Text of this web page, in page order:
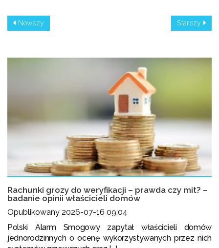
Nowszy Starszy
Rachunki grozy do weryfikacji – prawda czy mit? –
badanie opinii właścicieli domów
Opublikowany 2026-07-16 09:04
Polski Alarm Smogowy zapytał właścicieli domów
jednorodzinnych o ocenę wykorzystywanych przez nich